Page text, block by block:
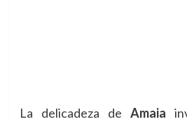
La delicadeza de Amaia